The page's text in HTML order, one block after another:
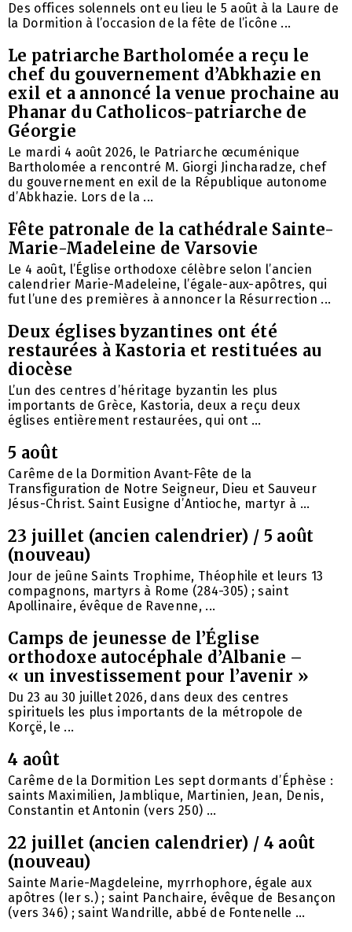
Des offices solennels ont eu lieu le 5 août à la Laure de
la Dormition à l’occasion de la fête de l’icône ...
Le patriarche Bartholomée a reçu le
chef du gouvernement d’Abkhazie en
exil et a annoncé la venue prochaine au
Phanar du Catholicos-patriarche de
Géorgie
Le mardi 4 août 2026, le Patriarche œcuménique
Bartholomée a rencontré M. Giorgi Jincharadze, chef
du gouvernement en exil de la République autonome
d’Abkhazie. Lors de la ...
Fête patronale de la cathédrale Sainte-
Marie-Madeleine de Varsovie
Le 4 août, l’Église orthodoxe célèbre selon l’ancien
calendrier Marie-Madeleine, l’égale-aux-apôtres, qui
fut l’une des premières à annoncer la Résurrection ...
Deux églises byzantines ont été
restaurées à Kastoria et restituées au
diocèse
L’un des centres d’héritage byzantin les plus
importants de Grèce, Kastoria, deux a reçu deux
églises entièrement restaurées, qui ont ...
5 août
Carême de la Dormition Avant-Fête de la
Transfiguration de Notre Seigneur, Dieu et Sauveur
Jésus-Christ. Saint Eusigne d’Antioche, martyr à ...
23 juillet (ancien calendrier) / 5 août
(nouveau)
Jour de jeûne Saints Trophime, Théophile et leurs 13
compagnons, martyrs à Rome (284-305) ; saint
Apollinaire, évêque de Ravenne, ...
Camps de jeunesse de l’Église
orthodoxe autocéphale d’Albanie –
« un investissement pour l’avenir »
Du 23 au 30 juillet 2026, dans deux des centres
spirituels les plus importants de la métropole de
Korçë, le ...
4 août
Carême de la Dormition Les sept dormants d’Éphèse :
saints Maximilien, Jamblique, Martinien, Jean, Denis,
Constantin et Antonin (vers 250) ...
22 juillet (ancien calendrier) / 4 août
(nouveau)
Sainte Marie-Magdeleine, myrrhophore, égale aux
apôtres (Ier s.) ; saint Panchaire, évêque de Besançon
(vers 346) ; saint Wandrille, abbé de Fontenelle ...